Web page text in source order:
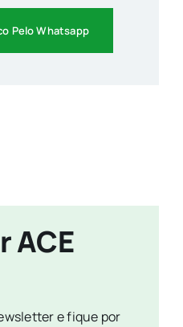
Pelo Whatsapp
ACE
e fique por